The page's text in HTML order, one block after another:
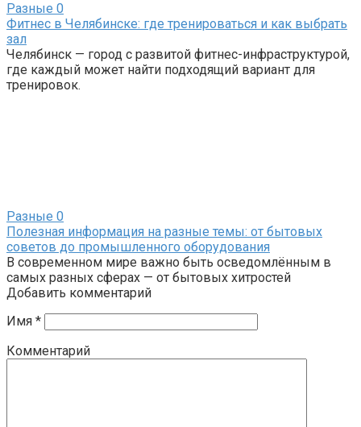
Разные 0
Фитнес в Челябинске: где тренироваться и как выбрать
зал
Челябинск — город с развитой фитнес-инфраструктурой,
где каждый может найти подходящий вариант для
тренировок.
Разные 0
Полезная информация на разные темы: от бытовых
советов до промышленного оборудования
В современном мире важно быть осведомлённым в
самых разных сферах — от бытовых хитростей
Добавить комментарий
Имя *
Комментарий